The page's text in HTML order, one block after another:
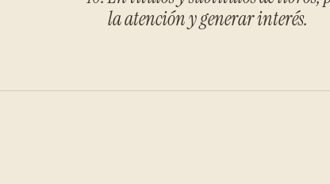
la atención y generar interés.